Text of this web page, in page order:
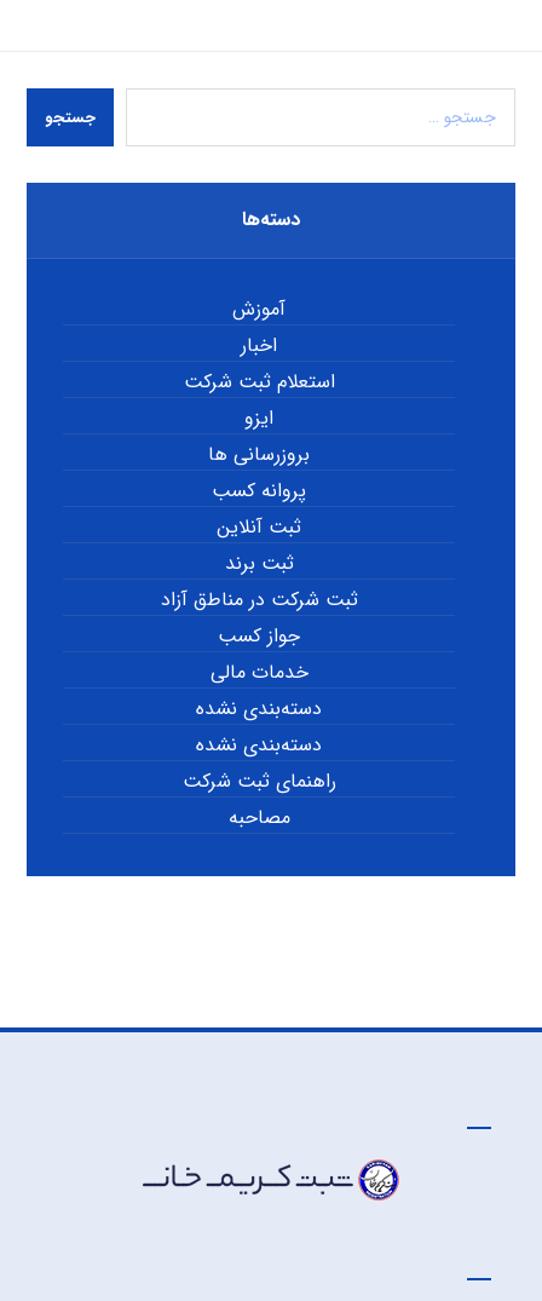
جستجو
دسته‌ها
آموزش
اخبار
استعلام ثبت شرکت
ایزو
بروزرسانی ها
پروانه کسب
ثبت آنلاین
ثبت برند
ثبت شرکت در مناطق آزاد
جواز کسب
خدمات مالی
دسته‌بندی نشده
دسته‌بندی نشده
راهنمای ثبت شرکت
مصاحبه